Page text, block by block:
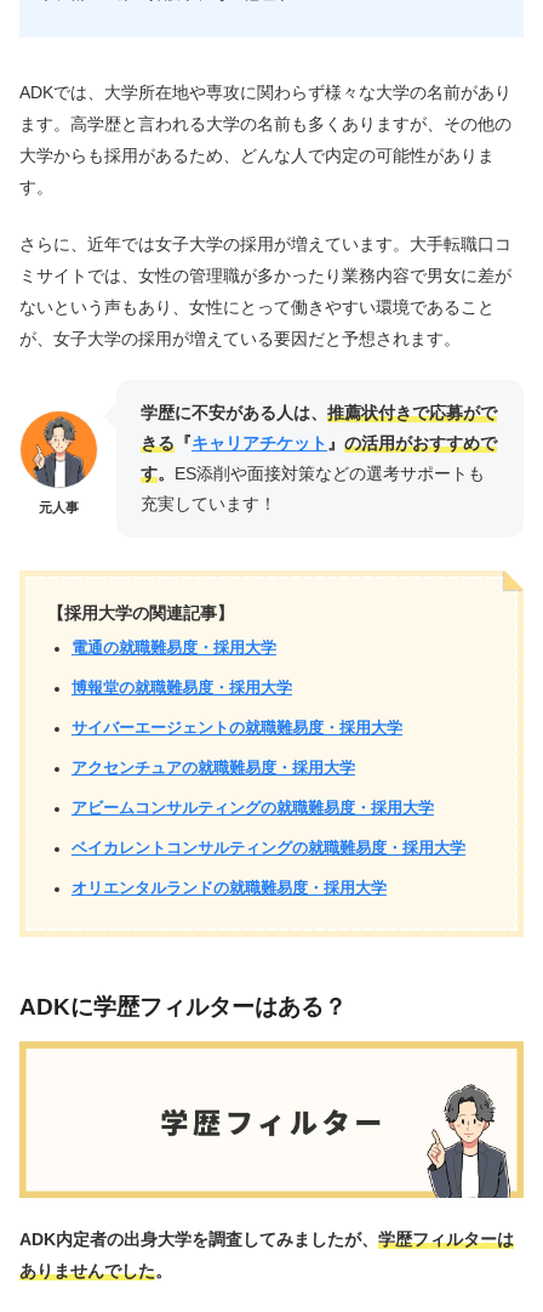
ADKでは、大学所在地や専攻に関わらず様々な大学の名前があり
ます。高学歴と言われる大学の名前も多くありますが、その他の
大学からも採用があるため、どんな人で内定の可能性がありま
す。
さらに、近年では女子大学の採用が増えています。大手転職口コ
ミサイトでは、女性の管理職が多かったり業務内容で男女に差が
ないという声もあり、女性にとって働きやすい環境であること
が、女子大学の採用が増えている要因だと予想されます。
元人事
学歴に不安がある人は、 推薦状付きで応募がで
きる 『キャリアチケット 』 の活用がおすすめで
す。 ES添削や面接対策などの選考サポートも
充実しています！
【採用大学の関連記事】
電通の就職難易度・採用大学
博報堂の就職難易度・採用大学
サイバーエージェントの就職難易度・採用大学
アクセンチュアの就職難易度・採用大学
アビームコンサルティングの就職難易度・採用大学
ベイカレントコンサルティングの就職難易度・採用大学
オリエンタルランドの就職難易度・採用大学
ADKに学歴フィルターはある？
ADK内定者の出身大学を調査してみましたが、 学歴フィルターは
ありませんでした。